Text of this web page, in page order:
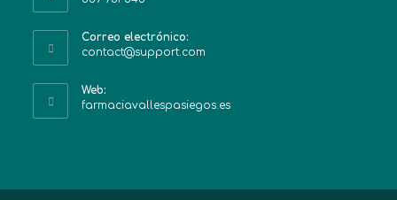
Correo electrónico:
contact@support.com
Web:
farmaciavallespasiegos.es